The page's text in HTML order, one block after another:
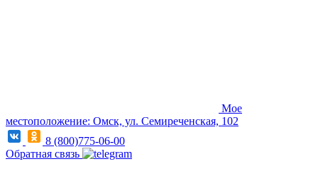
Мое
местоположение: Омск, ул. Семиреченская, 102
8 (800)775-06-00
Обратная связь